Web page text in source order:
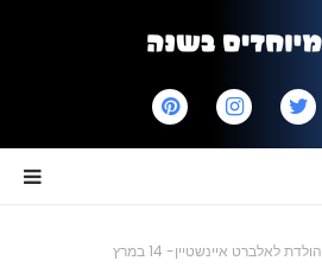
לאלברט איינשטיין- 14 במרץ